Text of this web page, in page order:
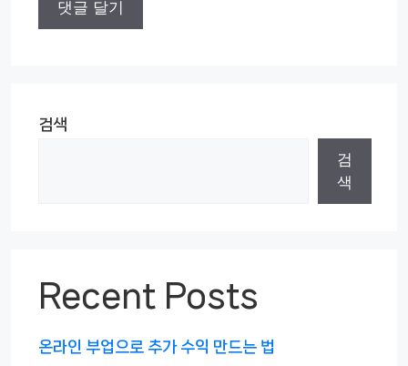
검색
검
색
Recent Posts
온라인 부업으로 추가 수익 만드는 법